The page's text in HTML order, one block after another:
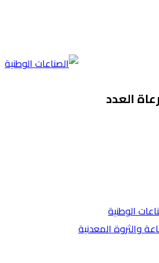
رعاة العدد
الوطنية
والثروة المعدنية